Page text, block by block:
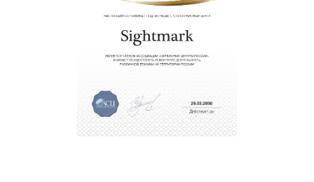
позволяет сократить сроки
восстановительных работ;
услуги курьера для владельцев
крупногабаритной техники, которые
обеспечат доставку устройств в сервис в
За годы своей деятельности мы получали только
положительные отзывы и обрели отличную
стараемся каждый день делать наш сервис еще